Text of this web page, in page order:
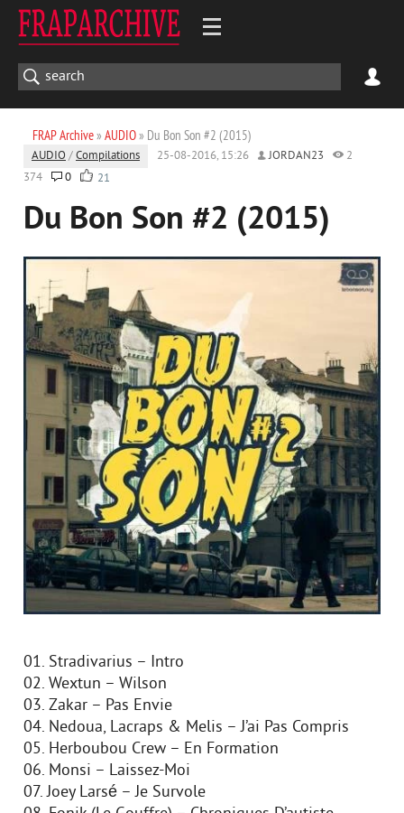
FRAP Archive» AUDIO» Du Bon Son #2 (2015)
AUDIO /Compilations 25-08-2016, 15:26 JORDAN23
2
374
0 21
Du Bon Son #2 (2015)
01. Stradivarius – Intro
02. Wextun – Wilson
03. Zakar – Pas Envie
04. Nedoua, Lacraps & Melis – J’ai Pas Compris
05. Herboubou Crew – En Formation
06. Monsi – Laissez-Moi
07. Joey Larsé – Je Survole